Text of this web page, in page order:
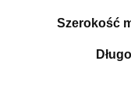
Szerokość